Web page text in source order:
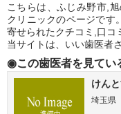
こちらは、ふじみ野市,
クリニックのページです
寄せられたクチコミ,口コ
当サイトは、いい歯医者
◉この歯医者を見てい
けん
埼玉県